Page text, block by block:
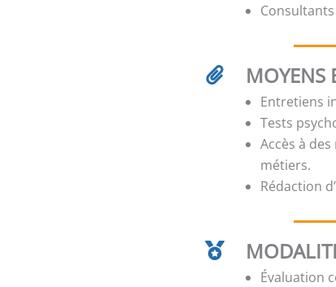
MOYENS
Entretiens
Tests
Accès à
métiers.
Rédaction
Évaluation